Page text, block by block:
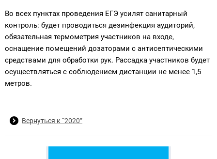
Во всех пунктах проведения ЕГЭ усилят санитарный
контроль: будет проводиться дезинфекция аудиторий,
обязательная термометрия участников на входе,
оснащение помещений дозаторами с антисептическими
средствами для обработки рук. Рассадка участников будет
осуществляться с соблюдением дистанции не менее 1,5
метров.
Вернуться к “2020”